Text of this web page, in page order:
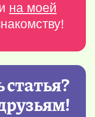
на моей